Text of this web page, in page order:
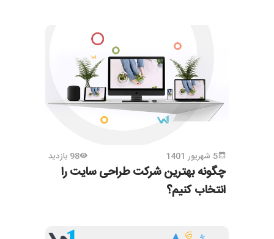
5 شهریور 1401 98 بازدید
چگونه بهترین شرکت طراحی سایت را
انتخاب کنیم؟